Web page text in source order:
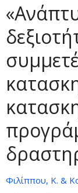
Φιλίππου, Κ. &